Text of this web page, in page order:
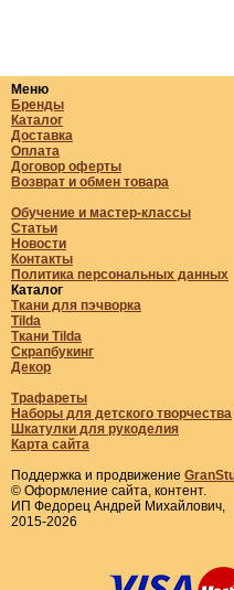
Меню
Бренды
Каталог
Доставка
Оплата
Договор оферты
Возврат и обмен товара
Обучение и мастер-классы
Статьи
Новости
Контакты
Политика персональных данных
Каталог
Ткани для пэчворка
Tilda
Ткани Tilda
Скрапбукинг
Декор
Трафареты
Наборы для детского творчества
Шкатулки для рукоделия
Карта сайта
Поддержка и продвижение
© Оформление сайта, контент.
ИП Федорец Андрей Михайлович,
2015-2026